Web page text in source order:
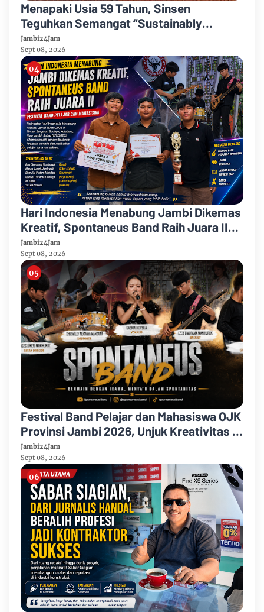
Menapaki Usia 59 Tahun, Sinsen
Teguhkan Semangat “Sustainably
Growing”
Jambi24Jam
Sept 08, 2026
Hari Indonesia Menabung Jambi Dikemas
Kreatif, Spontaneus Band Raih Juara II
Festival Band Pelajar dan Mahasiswa
Jambi24Jam
Sept 08, 2026
Festival Band Pelajar dan Mahasiswa OJK
Provinsi Jambi 2026, Unjuk Kreativitas di
Taman Banjuran Budayo, Spontaneus
Band Raih Juara 2
Jambi24Jam
Sept 08, 2026